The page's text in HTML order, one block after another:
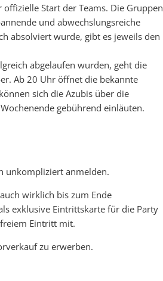
Start der Teams. Die Gruppen
und abwechslungsreiche
absolviert wurde, gibt es jeweils den
abgelaufen wurden, geht die
Ab 20 Uhr öffnet die bekannte
sich die Azubis über die
gebührend einläuten.
unkompliziert anmelden.
wirklich bis zum Ende
exklusive Eintrittskarte für die Party
Eintritt mit.
zu erwerben.